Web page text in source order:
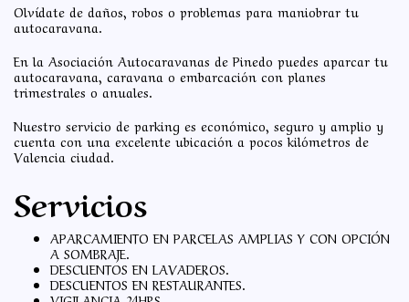
Olvídate de daños, robos o problemas para maniobrar tu
autocaravana.
En la Asociación Autocaravanas de Pinedo puedes aparcar tu
autocaravana, caravana o embarcación con planes
trimestrales o anuales.
Nuestro servicio de parking es económico, seguro y amplio y
cuenta con una excelente ubicación a pocos kilómetros de
Valencia ciudad.
Servicios
APARCAMIENTO EN PARCELAS AMPLIAS Y CON OPCIÓN
A SOMBRAJE.
DESCUENTOS EN LAVADEROS.
DESCUENTOS EN RESTAURANTES.